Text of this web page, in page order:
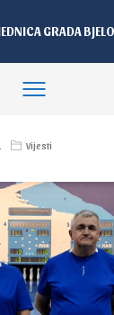
GRADA
Vijesti